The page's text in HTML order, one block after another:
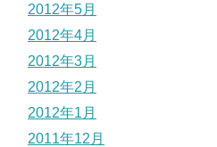
2012年5月
2012年4月
2012年3月
2012年2月
2012年1月
2011年12月